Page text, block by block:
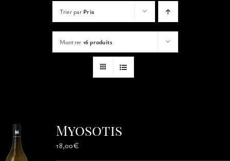
MON PANIER
Trier parPrix
Montrer16 produits
Myosotis
18,00€